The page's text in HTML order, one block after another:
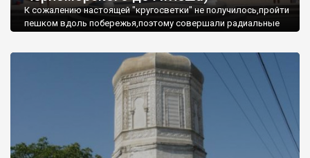
К сожалению настоящей "кругосветки" не получилось,пройти
пешком вдоль побережья,поэтому совершали радиальные